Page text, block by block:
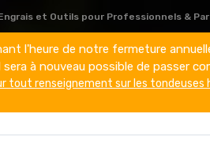
et Outils pour Professionnels &
l'heure de notre fermeture
à nouveau possible de passer
tout renseignement sur les tondeuses